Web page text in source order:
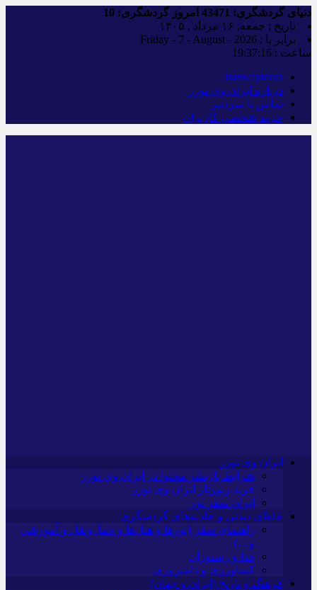
دنیای گردشگری: امروز گردشگری:
تاریخ : جمعه, ۱۶ مرداد , ۱۴۰۵
برابر با : Friday - 7 - August - 2026
ساعت : 19:37:17
iranwaytours
درباره ایران وی تورز
تماس با سردبیر
حریم شخصی کاربران
ایران وی تورز
شرایط بازنشر محتوا در ایران وی تورز
خرید رپورتاژ ایران وی تورز
ایران سفر تور
جاهای دیدنی و جاذبه‌های گردشگری
راهنمای سفر (تورها و هتل‌ها و حمل‌و‌نقل و آموزشی
و…)
غذا و رستوران
کشاورزی و دامپروری
فرهنگ و تاریخ (ایران و جهان)